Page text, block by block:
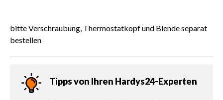
bitte Verschraubung, Thermostatkopf und Blende separat
bestellen
Tipps von Ihren Hardys24-Experten